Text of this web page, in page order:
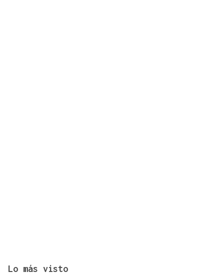
Lo más visto